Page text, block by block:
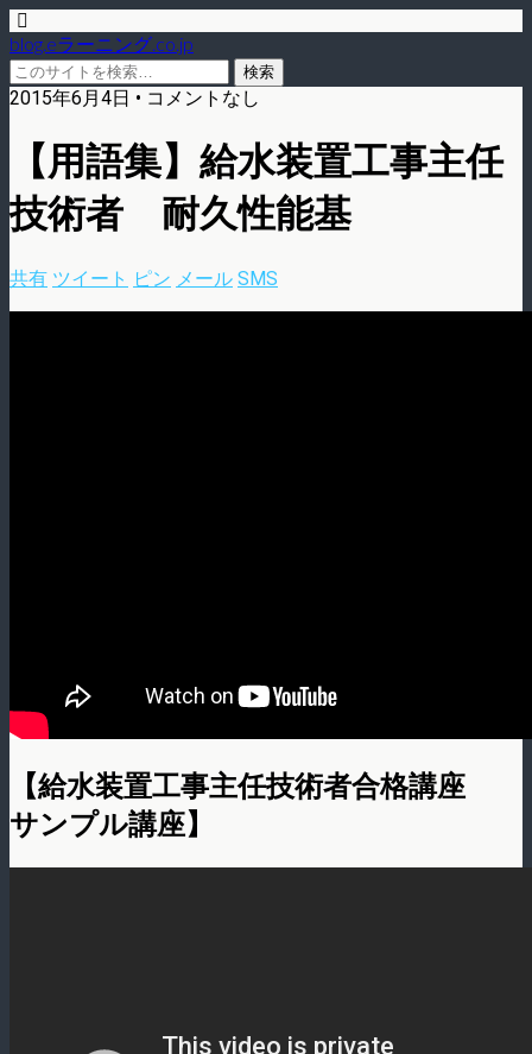
blog.eラーニング.co.jp
2015年6月4日 • コメントなし
【用語集】給水装置工事主任
技術者 耐久性能基
共有 ツイート ピン メール SMS
【給水装置工事主任技術者合格講座
サンプル講座】